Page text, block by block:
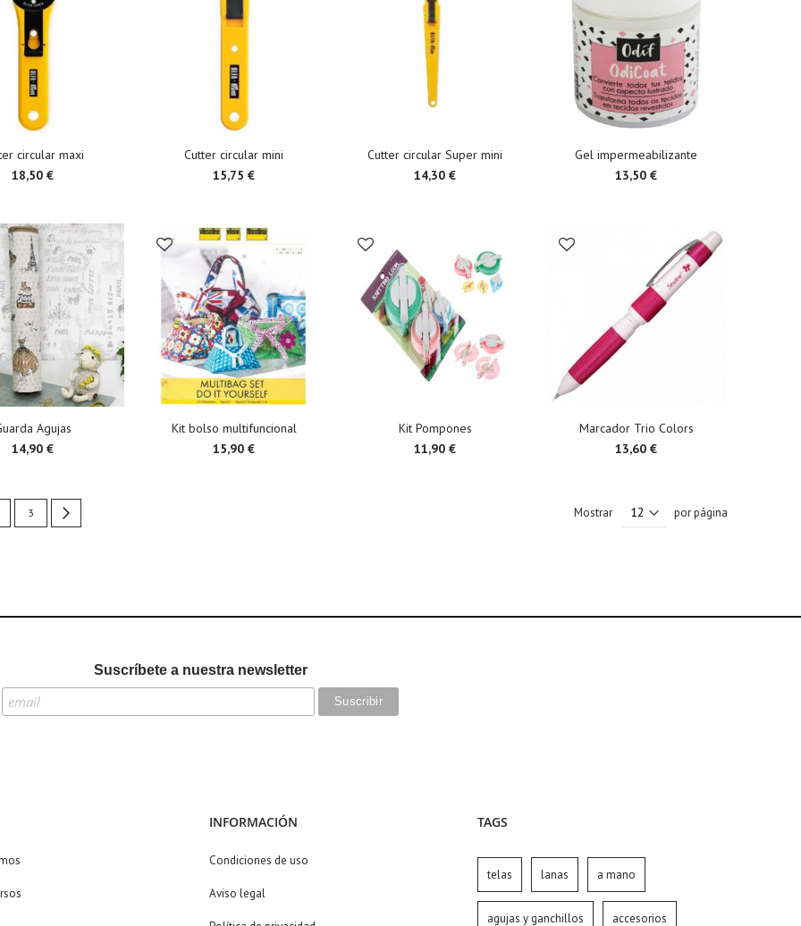
circular maxi
18,50 €
Cutter circular mini
15,75 €
Cutter circular Super mini
14,30 €
Gel impermeabilizante
13,50 €
Agujas
14,90 €
Kit bolso multifuncional
15,90 €
Kit Pompones
11,90 €
Marcador Trio Colors
13,60 €
reading page
Page
3 Mostrar por página
Suscríbete a nuestra newsletter
INFORMACIÓN
Condiciones de uso
Aviso legal
TAGS
telas lanas a mano
agujas y ganchillos accesorios